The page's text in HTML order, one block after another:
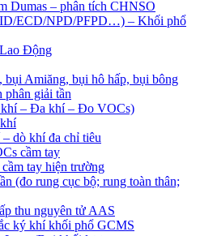
Dumas – phân tích CHNSO
ECD/NPD/PFPD…) – Khối phổ
Động
bụi Amiăng, bụi hô hấp, bụi bông
phân giải tần
– Đa khí – Đo VOCs)
dò khí đa chỉ tiêu
cầm tay
tay hiện trường
(đo rung cục bộ; rung toàn thân;
thu nguyên tử AAS
ký khí khối phổ GCMS